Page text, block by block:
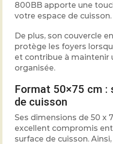
800BB apporte une
votre espace de cuisson.
De plus, son couvercle
protège les foyers
et contribue à maintenir
organisée.
Format 50×75 cm
de cuisson
Ses dimensions de 50 x
excellent compromis
surface de cuisson.